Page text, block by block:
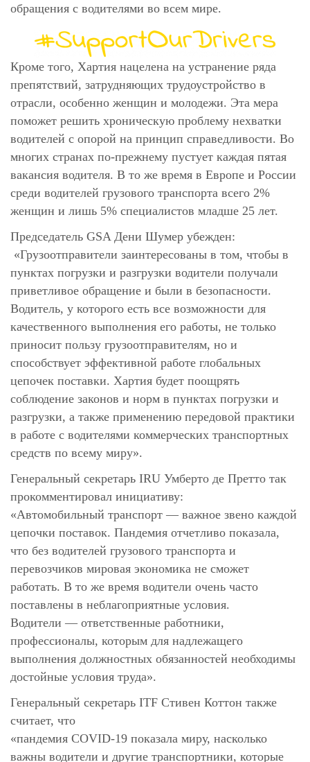
обращения с водителями во всем мире.
Кроме того, Хартия нацелена на устранение ряда
препятствий, затрудняющих трудоустройство в
отрасли, особенно женщин и молодежи. Эта мера
поможет решить хроническую проблему нехватки
водителей с опорой на принцип справедливости. Во
многих странах по-прежнему пустует каждая пятая
вакансия водителя. В то же время в Европе и России
среди водителей грузового транспорта всего 2%
женщин и лишь 5% специалистов младше 25 лет.
Председатель GSA Дени Шумер убежден:
«Грузоотправители заинтересованы в том, чтобы в
пунктах погрузки и разгрузки водители получали
приветливое обращение и были в безопасности.
Водитель, у которого есть все возможности для
качественного выполнения его работы, не только
приносит пользу грузоотправителям, но и
способствует эффективной работе глобальных
цепочек поставки. Хартия будет поощрять
соблюдение законов и норм в пунктах погрузки и
разгрузки, а также применению передовой практики
в работе с водителями коммерческих транспортных
средств по всему миру».
Генеральный секретарь IRU Умберто де Претто так
прокомментировал инициативу:
«Автомобильный транспорт — важное звено каждой
цепочки поставок. Пандемия отчетливо показала,
что без водителей грузового транспорта и
перевозчиков мировая экономика не сможет
работать. В то же время водители очень часто
поставлены в неблагоприятные условия.
Водители — ответственные работники,
профессионалы, которым для надлежащего
выполнения должностных обязанностей необходимы
достойные условия труда».
Генеральный секретарь ITF Стивен Коттон также
считает, что
«пандемия COVID-19 показала миру, насколько
важны водители и другие транспортники, которые